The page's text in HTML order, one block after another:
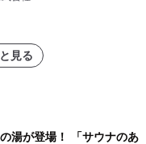
オ「NTS」の 特別プログ
を フィーチャーしたアニ
公開～
見る
湯が登場！ 「サウナのあ